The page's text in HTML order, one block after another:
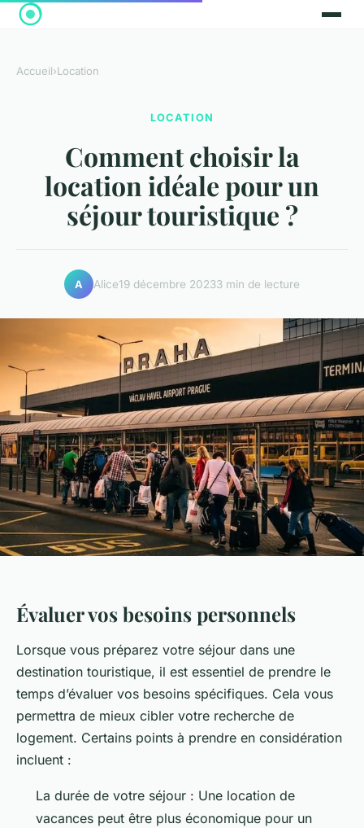
Accueil›Location
LOCATION
Comment choisir la
location idéale pour un
séjour touristique ?
A Alice19 décembre 20233 min de lecture
Évaluer vos besoins personnels
Lorsque vous préparez votre séjour dans une
destination touristique, il est essentiel de prendre le
temps d’évaluer vos besoins spécifiques. Cela vous
permettra de mieux cibler votre recherche de
logement. Certains points à prendre en considération
incluent :
La durée de votre séjour : Une location de
vacances peut être plus économique pour un